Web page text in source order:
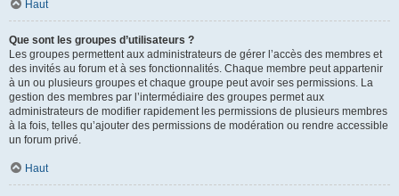
Haut
Que sont les groupes d’utilisateurs ?
Les groupes permettent aux administrateurs de gérer l’accès des membres et
des invités au forum et à ses fonctionnalités. Chaque membre peut appartenir
à un ou plusieurs groupes et chaque groupe peut avoir ses permissions. La
gestion des membres par l’intermédiaire des groupes permet aux
administrateurs de modifier rapidement les permissions de plusieurs membres
à la fois, telles qu’ajouter des permissions de modération ou rendre accessible
un forum privé.
Haut